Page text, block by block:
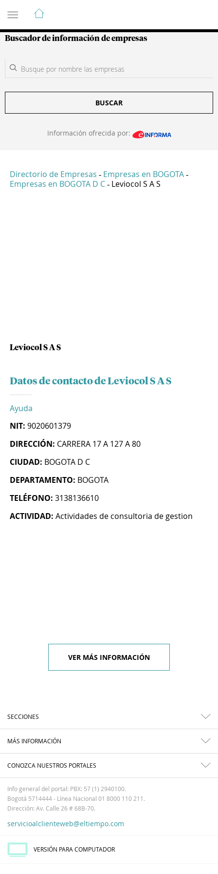
Guía de Empresas Colombianas
Buscador de información de empresas
BUSCAR
Información ofrecida por:
Directorio de Empresas - Empresas en BOGOTA -
Empresas en BOGOTA D C - Leviocol S A S
Leviocol S A S
Datos de contacto de Leviocol S A S
Ayuda
NIT: 9020601379
DIRECCIÓN: CARRERA 17 A 127 A 80
CIUDAD: BOGOTA D C
DEPARTAMENTO: BOGOTA
TELÉFONO: 3138136610
ACTIVIDAD: Actividades de consultoria de gestion
VER MÁS INFORMACIÓN
SECCIONES
MÁS INFORMACIÓN
CONOZCA NUESTROS PORTALES
Info general del portal: PBX: 57 (1) 2940100.
Bogotá 5714444 - Línea Nacional 01 8000 110 211.
Dirección: Av. Calle 26 # 68B-70.
servicioalclienteweb@eltiempo.com
VERSIÓN PARA COMPUTADOR